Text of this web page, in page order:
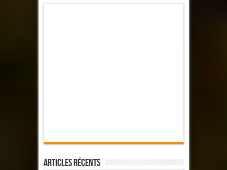
Articles Récents